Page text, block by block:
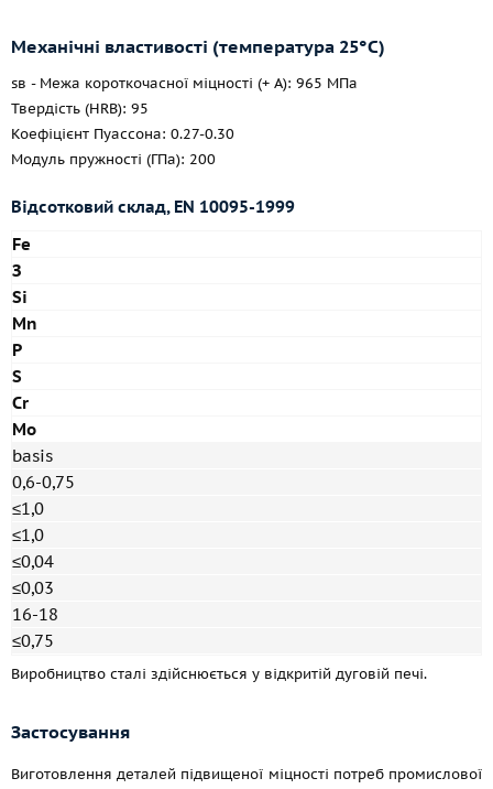
Механічні властивості (температура 25°С)
sв - Межа короткочасної міцності (+ A): 965 МПа
Твердість (HRB): 95
Коефіцієнт Пуассона: 0.27-0.30
Модуль пружності (ГПа): 200
Відсотковий склад, EN 10095-1999
Fe
З
Si
Mn
P
S
Cr
Mo
basis
0,6-0,75
≤1,0
≤1,0
≤0,04
≤0,03
16-18
≤0,75
Виробництво сталі здійснюється у відкритій дуговій печі.
Застосування
Виготовлення деталей підвищеної міцності потреб промислової